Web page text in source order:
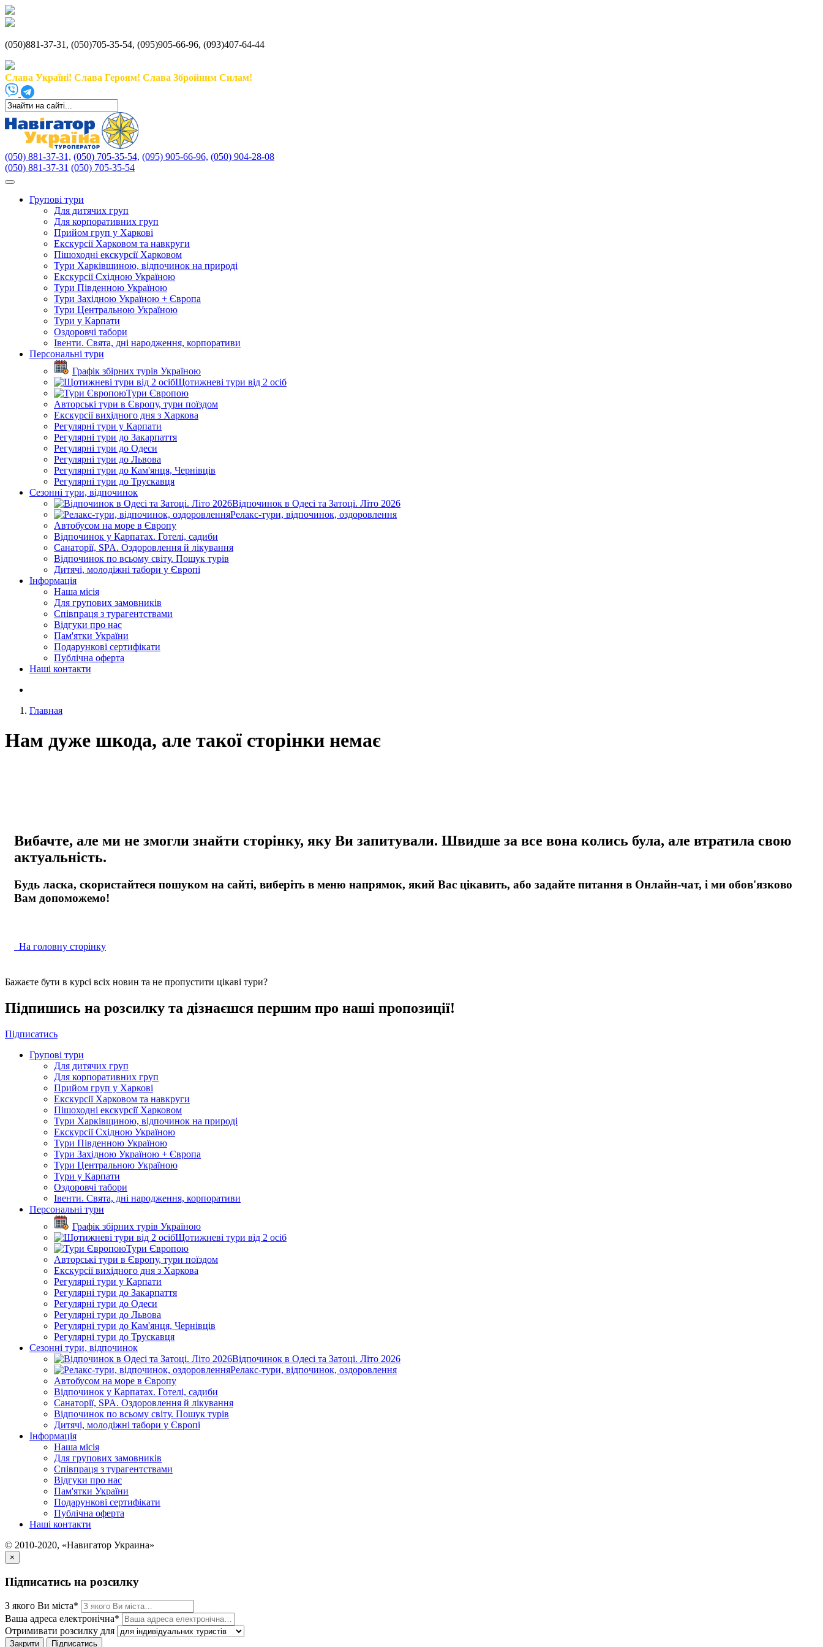
(050)881-37-31, (050)705-35-54, (095)905-66-96, (093)407-64-44
Слава Україні! Слава Героям! Слава Збройним Силам!
(050) 881-37-31, (050) 705-35-54, (095) 905-66-96, (050) 904-28-08
(050) 881-37-31 (050) 705-35-54
Групові тури
Для дитячих груп
Для корпоративних груп
Прийом груп у Харкові
Екскурсії Харковом та навкруги
Пішоходні екскурсії Харковом
Тури Харківщиною, відпочинок на природі
Екскурсії Східною Україною
Тури Південною Україною
Тури Західною Україною + Європа
Тури Центральною Україною
Тури у Карпати
Оздоровчі табори
Івенти. Свята, дні народження, корпоративи
Персональні тури
Графік збірних турів Україною
Щотижневі тури від 2 осіб
Тури Європою
Авторські тури в Європу, тури поїздом
Екскурсії вихідного дня з Харкова
Регулярні тури у Карпати
Регулярні тури до Закарпаття
Регулярні тури до Одеси
Регулярні тури до Львова
Регулярні тури до Кам'янця, Чернівців
Регулярні тури до Трускавця
Сезонні тури, відпочинок
Відпочинок в Одесі та Затоці. Літо 2026
Релакс-тури, відпочинок, оздоровлення
Автобусом на море в Європу
Відпочинок у Карпатах. Готелі, садиби
Санаторії, SPA. Оздоровлення й лікування
Відпочинок по всьому світу. Пошук турів
Дитячі, молодіжні табори у Європі
Інформація
Наша місія
Для групових замовників
Співпраця з турагентствами
Відгуки про нас
Пам'ятки України
Подарункові сертифікати
Публічна оферта
Наші контакти
Главная
Нам дуже шкода, але такої сторінки немає
Вибачте, але ми не змогли знайти сторінку, яку Ви запитували. Швидше за все вона колись була, але втратила свою
актуальність.
Будь ласка, скористайтеся пошуком на сайті, виберіть в меню напрямок, який Вас цікавить, або задайте питання в Онлайн-чат, і ми обов'язково
Вам допоможемо!
На головну сторінку
Бажаєте бути в курсі всіх новин та не пропустити цікаві тури?
Підпишись на розсилку та дізнаєшся першим про наші пропозиції!
Підписатись
Групові тури
Для дитячих груп
Для корпоративних груп
Прийом груп у Харкові
Екскурсії Харковом та навкруги
Пішоходні екскурсії Харковом
Тури Харківщиною, відпочинок на природі
Екскурсії Східною Україною
Тури Південною Україною
Тури Західною Україною + Європа
Тури Центральною Україною
Тури у Карпати
Оздоровчі табори
Івенти. Свята, дні народження, корпоративи
Персональні тури
Графік збірних турів Україною
Щотижневі тури від 2 осіб
Тури Європою
Авторські тури в Європу, тури поїздом
Екскурсії вихідного дня з Харкова
Регулярні тури у Карпати
Регулярні тури до Закарпаття
Регулярні тури до Одеси
Регулярні тури до Львова
Регулярні тури до Кам'янця, Чернівців
Регулярні тури до Трускавця
Сезонні тури, відпочинок
Відпочинок в Одесі та Затоці. Літо 2026
Релакс-тури, відпочинок, оздоровлення
Автобусом на море в Європу
Відпочинок у Карпатах. Готелі, садиби
Санаторії, SPA. Оздоровлення й лікування
Відпочинок по всьому світу. Пошук турів
Дитячі, молодіжні табори у Європі
Інформація
Наша місія
Для групових замовників
Співпраця з турагентствами
Відгуки про нас
Пам'ятки України
Подарункові сертифікати
Публічна оферта
Наші контакти
© 2010-2020, «Навигатор Украина»
×
Підписатись на розсилку
З якого Ви міста*
Ваша адреса електронічна*
Отримивати розсилку для
Закрити Підписатись